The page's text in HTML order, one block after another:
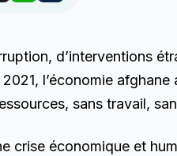
d’interventions
l’économie
sans travail,
crise économique et